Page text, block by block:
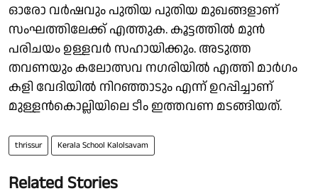
ഓരോ വർഷവും പുതിയ പുതിയ മുഖങ്ങളാണ്
സംഘത്തിലേക്ക് എത്തുക. കൂട്ടത്തിൽ മുൻ
പരിചയം ഉള്ളവർ സഹായിക്കും. അടുത്ത
തവണയും കലോത്സവ നഗരിയിൽ എത്തി മാർഗം
കളി വേദിയിൽ നിറഞ്ഞാടും എന്ന് ഉറപ്പിച്ചാണ്
മുള്ളൻകൊല്ലിയിലെ ടീം ഇത്തവണ മടങ്ങിയത്.
thrissur Kerala School Kalolsavam
Related Stories